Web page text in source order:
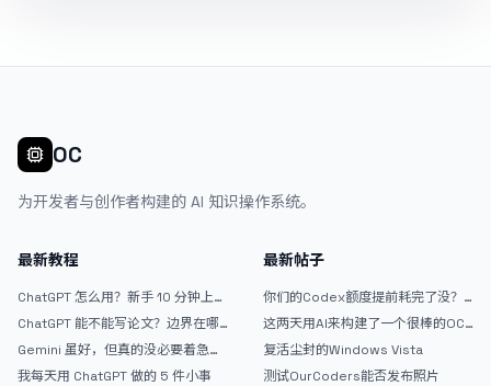
OC
为开发者与创作者构建的 AI 知识操作系统。
最新教程
ChatGPT 怎么用？新手 10 分钟上手
ChatGPT 能不能写论文？边界在哪
Gemini 虽好，但真的没必要着急放
弃 ChatGPT
我每天用 ChatGPT 做的 5 件小事
最新帖子
你们的Codex额度提前耗完了没？
戒断反应如何？
这两天用AI来构建了一个很棒的OC
论坛精华区
复活尘封的Windows Vista
测试OurCoders能否发布照片